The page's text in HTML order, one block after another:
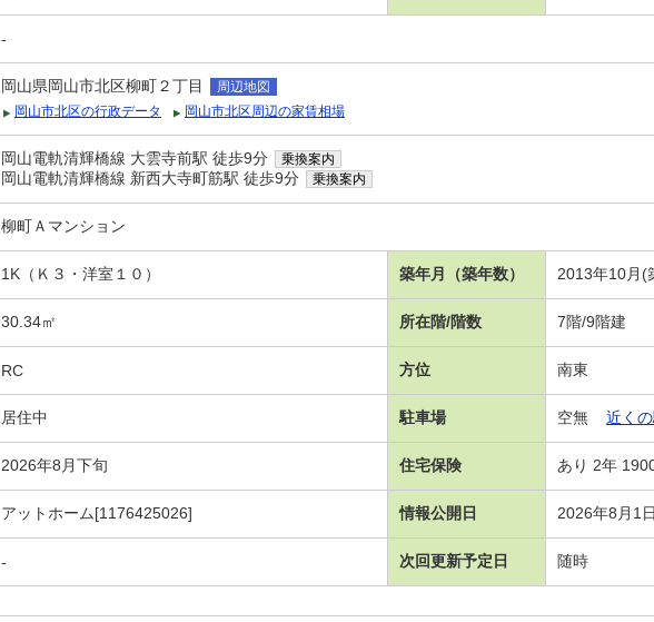
-
岡山県岡山市北区柳町２丁目
周辺地図
岡山市北区の行政データ
岡山市北区周辺の家賃相場
岡山電軌清輝橋線 大雲寺前駅 徒歩9分 乗換案内
岡山電軌清輝橋線 新西大寺町筋駅 徒歩9分 乗換案内
柳町Ａマンション
1K（Ｋ３・洋室１０） 築年月（築年数） 2013年10月(
30.34㎡ 所在階/階数 7階/9階建
RC 方位 南東
居住中 駐車場 空無 近く
2026年8月下旬 住宅保険 あり 2年
アットホーム[1176425026] 情報公開日 2026年8月1日
- 次回更新予定日 随時